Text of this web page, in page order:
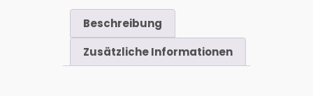
Beschreibung
Zusätzliche Informationen